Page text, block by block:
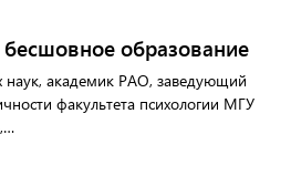
бесшовное образование
наук, академик РАО, заведующий
факультета психологии МГУ